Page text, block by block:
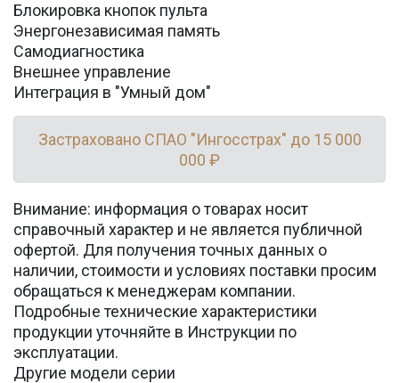
Блокировка кнопок пульта
Энергонезависимая память
Самодиагностика
Внешнее управление
Интеграция в "Умный дом"
Застраховано СПАО "Ингосстрах" до 15 000
000 ₽
Внимание: информация о товарах носит
справочный характер и не является публичной
офертой. Для получения точных данных о
наличии, стоимости и условиях поставки просим
обращаться к менеджерам компании.
Подробные технические характеристики
продукции уточняйте в Инструкции по
эксплуатации.
Другие модели серии